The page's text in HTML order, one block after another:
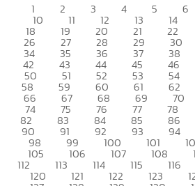
1 2 3 4 5 6
10 11 12 13 14
18 19 20 21 22
26 27 28 29 30
34 35 36 37 38
42 43 44 45 46
50 51 52 53 54
58 59 60 61 62
66 67 68 69 70
74 75 76 77 78
82 83 84 85 86
90 91 92 93 94
98 99 100 101
105 106 107 108
112 113 114 115 116
120 121 122 123